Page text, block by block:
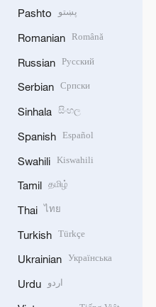
Pashto پښتو
Romanian Română
Russian Русский
Serbian Српски
Sinhala සිංහල
Spanish Español
Swahili Kiswahili
Tamil தமிழ்
Thai ไทย
Turkish Türkçe
Ukrainian Українська
Urdu اردو